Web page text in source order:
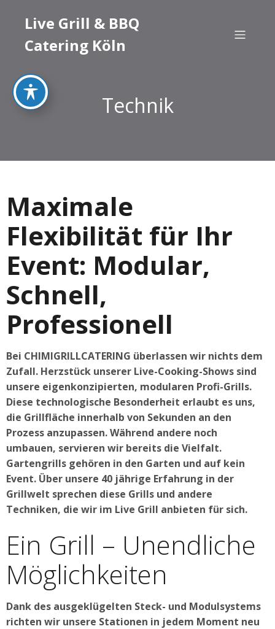
Live Grill & BBQ
Catering Köln
Technik
Maximale
Flexibilität für Ihr
Event: Modular,
Schnell,
Professionell
Bei CHIMIGRILLCATERING überlassen wir nichts dem
Zufall. Herzstück unserer Live-Cooking-Shows sind
unsere eigenkonzipierten, modularen Profi-Grills.
Diese technologische Besonderheit erlaubt es uns,
die Grillfläche innerhalb von Sekunden an den
Prozess anzupassen. Während andere noch
umbauen, servieren wir bereits die Vielfalt.
Gartengrills gehören in den Garten und auf kein
Event. Über unsere 40 jährige Erfahrung in der
Grillwelt sprechen diese Grills und andere
Techniken, die wir im Live Grill anbieten für sich.
Ein Grill – Unendliche
Möglichkeiten
Dank des ausgeklügelten Steck- und Modulsystems
richten wir unsere Stationen in jedem Moment neu